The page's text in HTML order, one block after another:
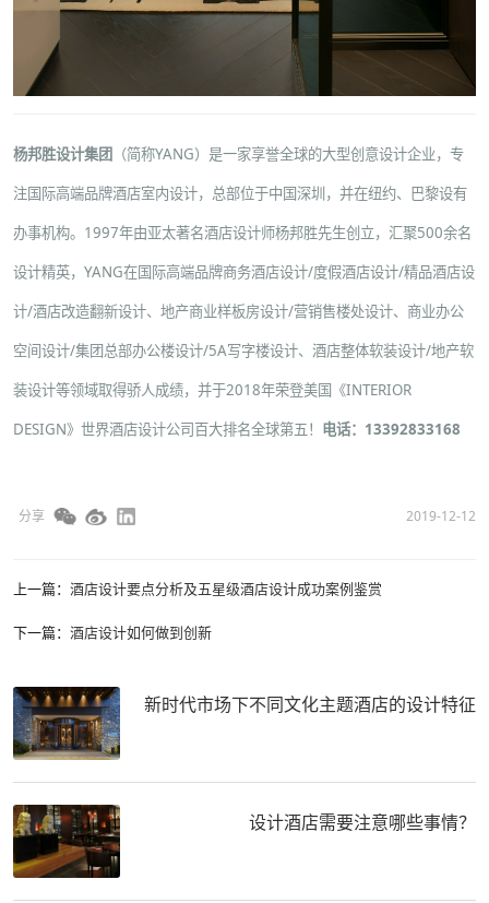
杨邦胜设计集团 （简称YANG）是一家享誉全球的大型创意设计企业，专
注国际高端品牌酒店室内设计，总部位于中国深圳，并在纽约、巴黎设有
办事机构。1997年由亚太著名酒店设计师杨邦胜先生创立，汇聚500余名
设计精英，YANG在国际高端品牌商务酒店设计/度假酒店设计/精品酒店设
计/酒店改造翻新设计、 地产商业样板房设计/营销售楼处设计、 商业办公
空间设计/集团总部办公楼设计/5A写字楼设计、 酒店整体软装设计/地产软
装设计等领域取得骄人成绩，并于2018年荣登美国《INTERIOR
DESIGN》世界酒店设计公司百大排名全球第五！ 电话：13392833168
分享 2019-12-12
上一篇： 酒店设计要点分析及五星级酒店设计成功案例鉴赏
下一篇： 酒店设计如何做到创新
新时代市场下不同文化主题酒店的设计特征
设计酒店需要注意哪些事情？